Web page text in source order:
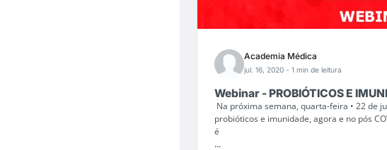
Academia Médica
jul. 16, 2020 - 1 min de leitura
Webinar - PROBIÓTICOS E
Na próxima semana, quarta-feira • 22 de
probióticos e imunidade, agora e no pós
é
...